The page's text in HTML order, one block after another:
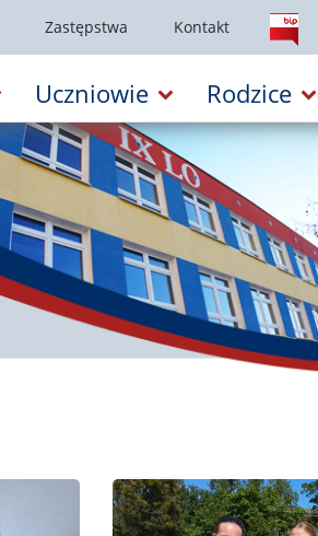
Zastępstwa Kontakt
Uczniowie Rodzice